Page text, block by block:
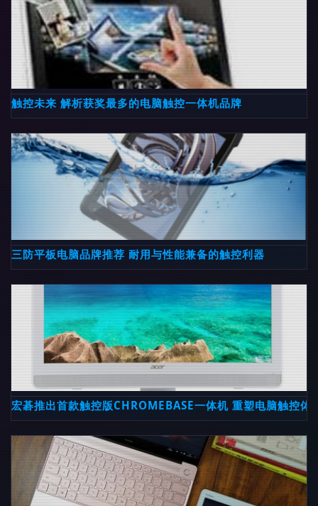
触控未来 解析获奖最多的电脑触控一体机品牌
三防平板电脑品牌推荐 耐用与性能兼备的触控利器
宏碁推出首款触控版CHROMEBASE一体机 重塑电脑触控体